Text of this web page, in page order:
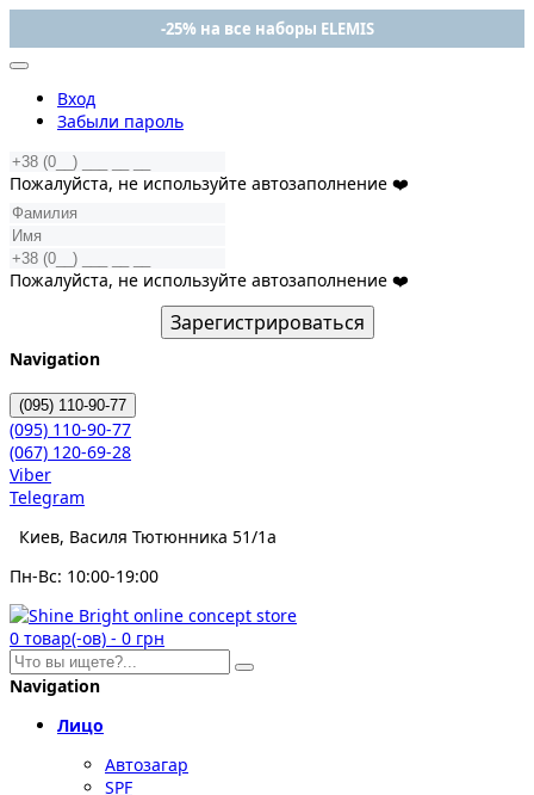
-25% на все наборы ELEMIS
Вход
Забыли пароль
Пожалуйста, не используйте автозаполнение ❤️
Пожалуйста, не используйте автозаполнение ❤️
Зарегистрироваться
Navigation
(095) 110-90-77
(095) 110-90-77
(067) 120-69-28
Viber
Telegram
Киев, Василя Тютюнника 51/1а
Пн-Вс: 10:00-19:00
0 товар(-ов) - 0 грн
Navigation
Лицо
Автозагар
SPF